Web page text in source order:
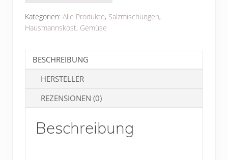
Kategorien: Alle Produkte, Salzmischungen,
Hausmannskost, Gemüse
BESCHREIBUNG
HERSTELLER
REZENSIONEN (0)
Beschreibung